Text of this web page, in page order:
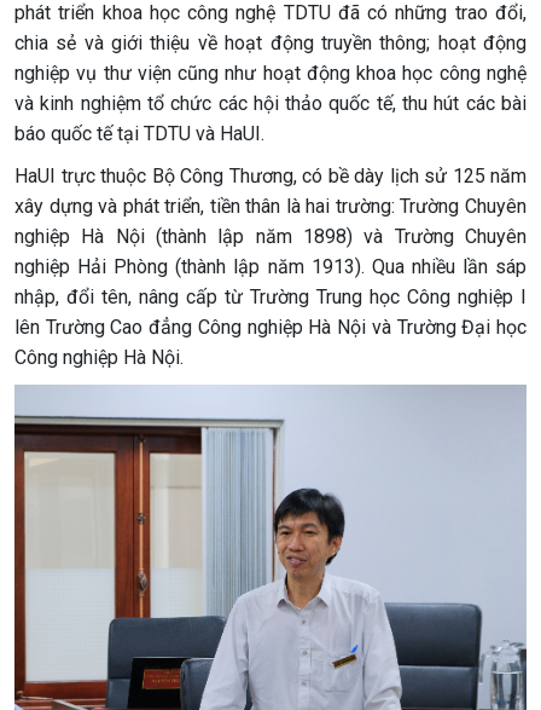
phát triển khoa học công nghệ TDTU đã có những trao đổi,
chia sẻ và giới thiệu về hoạt động truyền thông; hoạt động
nghiệp vụ thư viện cũng như hoạt động khoa học công nghệ
và kinh nghiệm tổ chức các hội thảo quốc tế, thu hút các bài
báo quốc tế tại TDTU và HaUI.
HaUI trực thuộc Bộ Công Thương, có bề dày lịch sử 125 năm
xây dựng và phát triển, tiền thân là hai trường: Trường Chuyên
nghiệp Hà Nội (thành lập năm 1898) và Trường Chuyên
nghiệp Hải Phòng (thành lập năm 1913). Qua nhiều lần sáp
nhập, đổi tên, nâng cấp từ Trường Trung học Công nghiệp I
lên Trường Cao đẳng Công nghiệp Hà Nội và Trường Đại học
Công nghiệp Hà Nội.